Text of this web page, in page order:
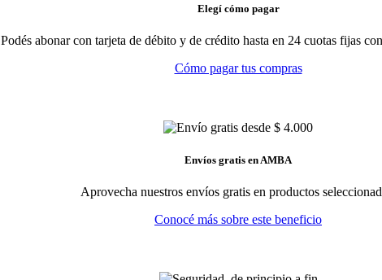
Elegí cómo pagar
Podés abonar con tarjeta de débito y de crédito hasta en 24 cuotas fijas
Cómo pagar tus compras
Envíos gratis en AMBA
Aprovecha nuestros envíos gratis en productos
Conocé más sobre este beneficio